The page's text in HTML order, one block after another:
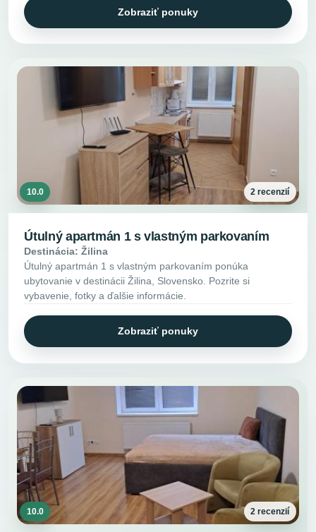
Zobraziť ponuky
10.0 2 recenzií
Útulný apartmán 1 s vlastným parkovaním
Destinácia: Žilina
Útulný apartmán 1 s vlastným parkovaním ponúka
ubytovanie v destinácii Žilina, Slovensko. Pozrite si
vybavenie, fotky a ďalšie informácie.
Zobraziť ponuky
10.0 2 recenzií